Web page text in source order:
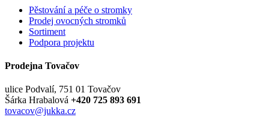
Pěstování a péče o stromky
Prodej ovocných stromků
Sortiment
Podpora projektu
Prodejna Tovačov
ulice Podvalí, 751 01 Tovačov
Šárka Hrabalová +420 725 893 691
tovacov@jukka.cz